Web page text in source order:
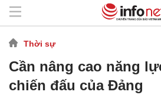
Thời sự
Cần nâng cao năng
chiến đấu của Đảng